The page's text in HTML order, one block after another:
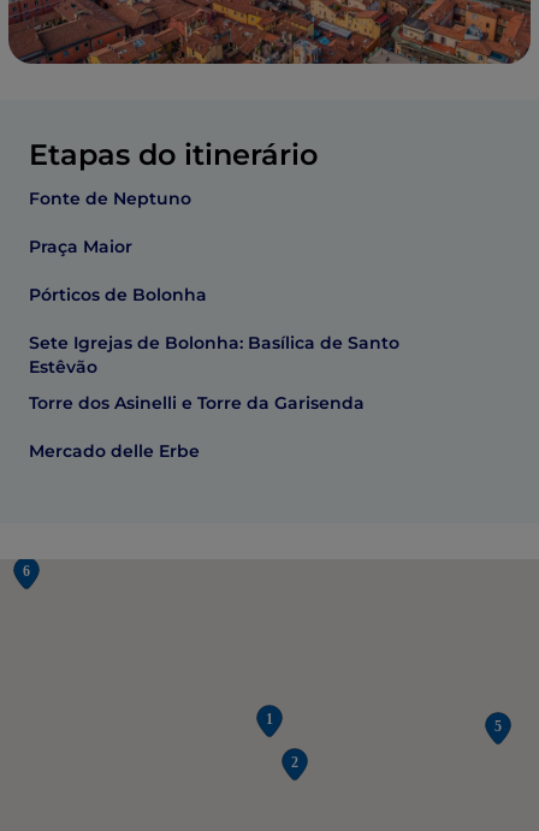
Etapas do itinerário
Fonte de Neptuno
Praça Maior
Pórticos de Bolonha
Sete Igrejas de Bolonha: Basílica de Santo
Estêvão
Torre dos Asinelli e Torre da Garisenda
Mercado delle Erbe